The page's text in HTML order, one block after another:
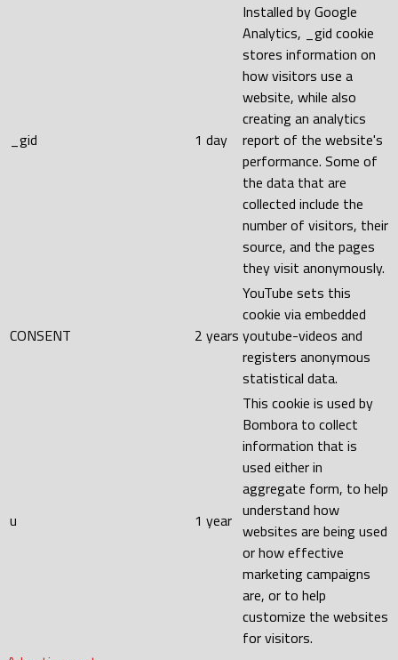
_gid 1 day
Installed by Google
Analytics, _gid cookie
stores information on
how visitors use a
website, while also
creating an analytics
report of the website's
performance. Some of
the data that are
collected include the
number of visitors, their
source, and the pages
they visit anonymously.
CONSENT 2 years
YouTube sets this
cookie via embedded
youtube-videos and
registers anonymous
statistical data.
u 1 year
This cookie is used by
Bombora to collect
information that is
used either in
aggregate form, to help
understand how
websites are being used
or how effective
marketing campaigns
are, or to help
customize the websites
for visitors.